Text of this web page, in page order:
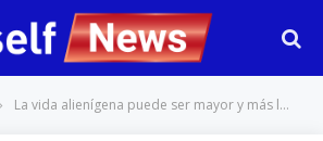
La vida alienígena puede ser mayor y más lejos de lo que imaginamos